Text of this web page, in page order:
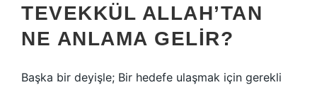
TEVEKKÜL ALLAH’TAN
NE ANLAMA GELIR?
Başka bir deyişle; Bir hedefe ulaşmak için gerekli